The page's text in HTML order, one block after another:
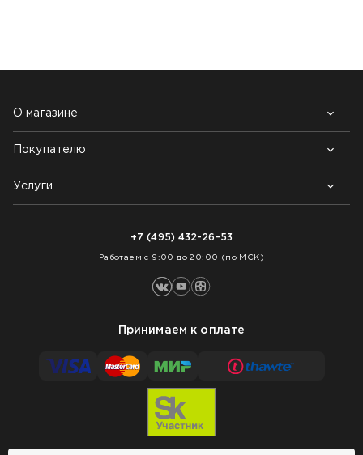
О магазине
Почему выбирают нас
Контакты
Блог
Покупателю
Возврат товара
Как заказать
Услуги
+7 (495) 432-26-53
Работаем с 9:00 до 20:00 (по МСК)
Принимаем к оплате